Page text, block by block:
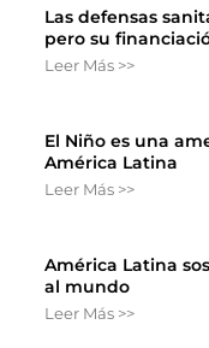
Las defensas
pero su
Leer Más >>
El Niño es una
América Latina
Leer Más >>
América Latina
al mundo
Leer Más >>